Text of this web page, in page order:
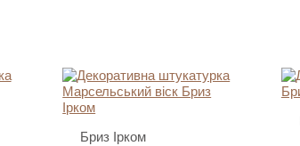
Бриз Ірком